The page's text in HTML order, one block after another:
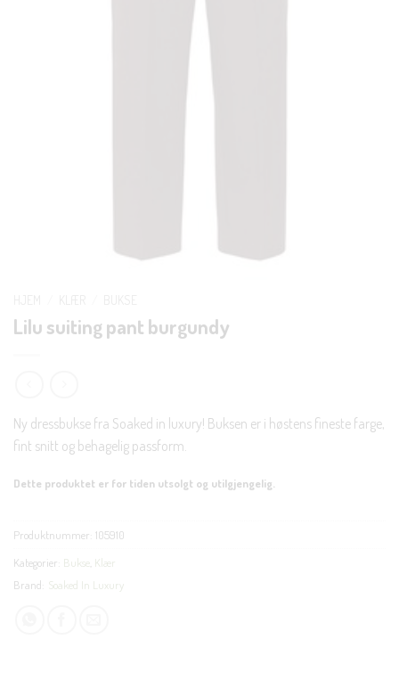
Lilu suiting pant burgundy
Ny dressbukse fra Soaked in luxury! Buksen er i høstens fineste farge,
fint snitt og behagelig passform.
Dette produktet er for tiden utsolgt og utilgjengelig.
Produktnummer: 105910
Kategorier: Bukse Klær
Brand: Soaked In Luxury